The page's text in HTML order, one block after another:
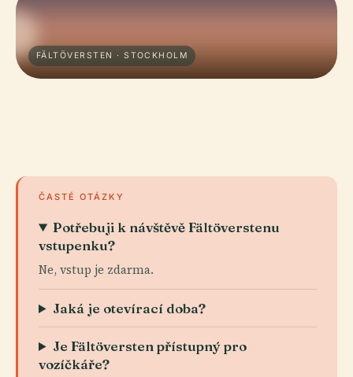
FÄLTÖVERSTEN · STOCKHOLM
ČASTÉ OTÁZKY
Potřebuji k návštěvě Fältöverstenu
vstupenku?
Ne, vstup je zdarma.
Jaká je otevírací doba?
Je Fältöversten přístupný pro
vozíčkáře?